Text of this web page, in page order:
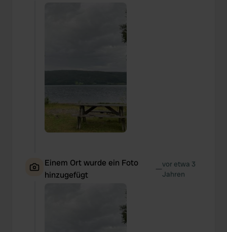
Einem Ort wurde ein Foto
hinzugefügt
—vor etwa 3
Jahren